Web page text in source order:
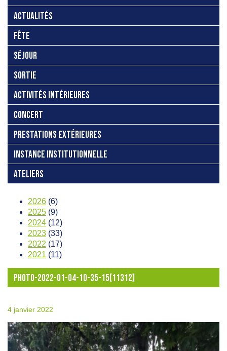
ACTUALITÉS
FÊTE
SÉJOUR
SORTIE
ACTIVITÉS INTÉRIEURES
CONCERT
PRESTATIONS EXTÉRIEURES
INSTANCE INSTITUTIONNELLE
ATELIERS
2026 (6)
2025 (9)
2024 (12)
2023 (33)
2022 (17)
2021 (11)
PHOTO-2022-01-04-10-35-15[11312]
4 janvier 2022